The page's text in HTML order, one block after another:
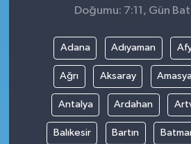
Doğumu: 7:11, Gün
Adana Adıyaman
Ağrı Aksaray
Antalya Ardahan
Balıkesir Bartın